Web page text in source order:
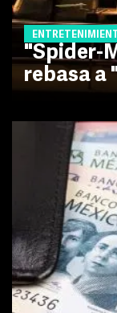
"Spider-
rebasa a